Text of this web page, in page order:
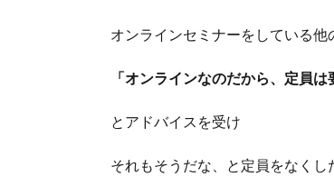
オンラインセミナーをしている他
「オンラインなのだから、定員は
とアドバイスを受け
それもそうだな、と定員をなくし